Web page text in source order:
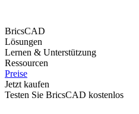
BricsCAD
Lösungen
Lernen & Unterstützung
Ressourcen
Preise
Jetzt kaufen
Testen Sie BricsCAD kostenlos